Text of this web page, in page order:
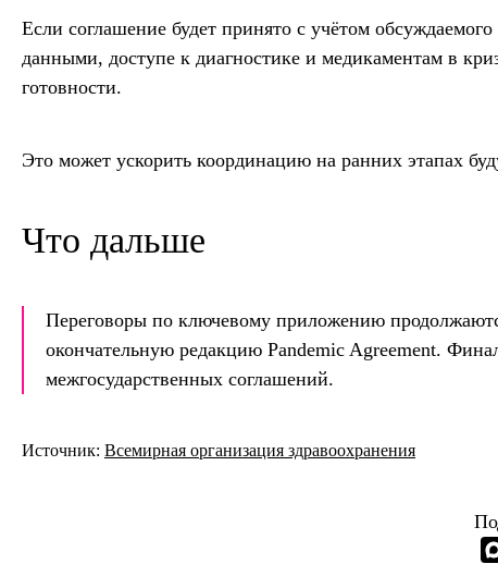
Если соглашение будет принято с учётом
данными, доступе к диагностике и медикаментам в
готовности.
Это может ускорить координацию на ранних этапах
Что дальше
Переговоры по ключевому приложению
окончательную редакцию Pandemic Agreement.
межгосударственных соглашений.
Источник: Всемирная организация здравоохранения